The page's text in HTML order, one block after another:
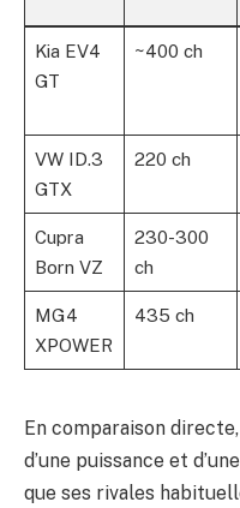
Kia EV4
GT
~400 ch
VW ID.3
GTX
220 ch
Cupra
Born VZ
230-300
ch
MG4
XPOWER
435 ch
En comparaison
d’une puissance et
que ses rivales